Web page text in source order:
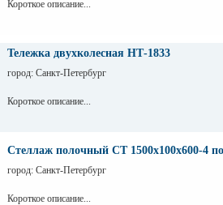
Короткое описание...
Тележка двухколесная НТ-1833
город: Санкт-Петербург
Короткое описание...
Стеллаж полочный СТ 1500х100х600-4
город: Санкт-Петербург
Короткое описание...